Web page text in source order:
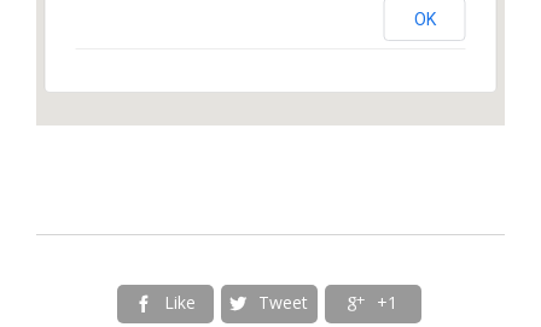
OK
 Like  Tweet  +1